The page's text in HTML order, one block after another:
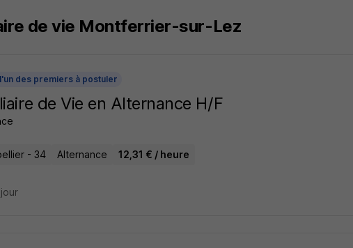
de vie Montferrier-sur-Lez
des premiers à postuler
de Vie en Alternance H/F
- 34 Alternance 12,31 € / heure